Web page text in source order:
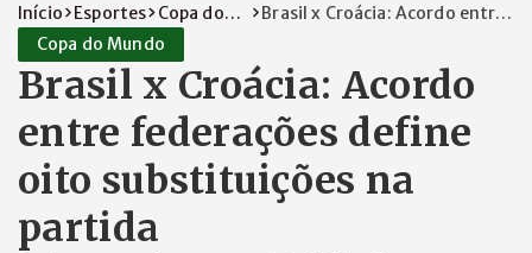
Início Esportes
Copa do
Mundo
Brasil x Croácia: Acordo entre
Copa do Mundo
Brasil x Croácia: Acordo
entre federações define
oito substituições na
partida